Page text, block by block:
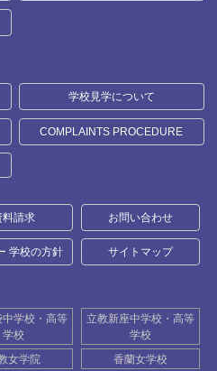
学校見学について
COMPLAINTS PROCEDURE
料請求 お問い合わせ
学校の方針 サイトマップ
中学校・高等
学校
立教新座中学校・高等
学校
女学院 香蘭女学校